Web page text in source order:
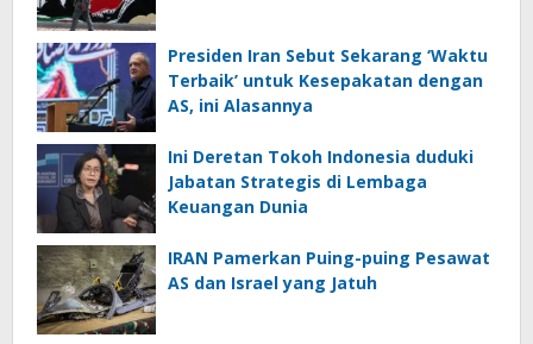
Presiden Iran Sebut Sekarang ‘Waktu
Terbaik’ untuk Kesepakatan dengan
AS, ini Alasannya
Ini Deretan Tokoh Indonesia duduki
Jabatan Strategis di Lembaga
Keuangan Dunia
IRAN Pamerkan Puing-puing Pesawat
AS dan Israel yang Jatuh